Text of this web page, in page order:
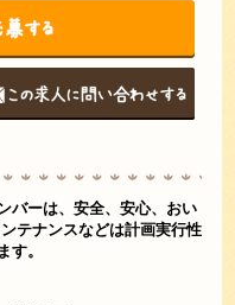
バーは、安全、安心、おい
テナンスなどは計画実行性
す。